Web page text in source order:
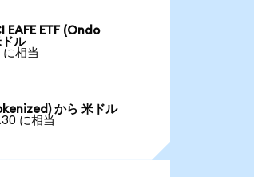
EAFE ETF (Ondo
ル
に相当
から 米ドル
に相当